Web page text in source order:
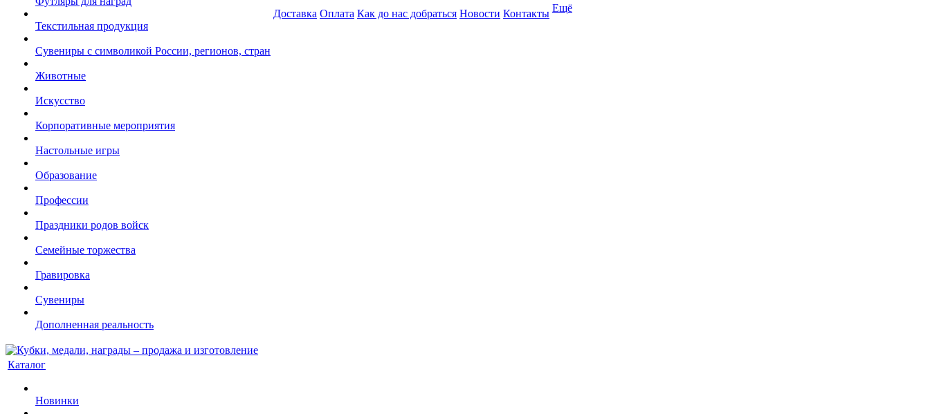
Текстильная продукция
Сувениры с символикой России, регионов, стран
Животные
Искусство
Корпоративные мероприятия
Настольные игры
Образование
Профессии
Праздники родов войск
Семейные торжества
Гравировка
Сувениры
Дополненная реальность
Доставка Оплата Как до нас добраться Новости Контакты Ещё
Каталог
Новинки